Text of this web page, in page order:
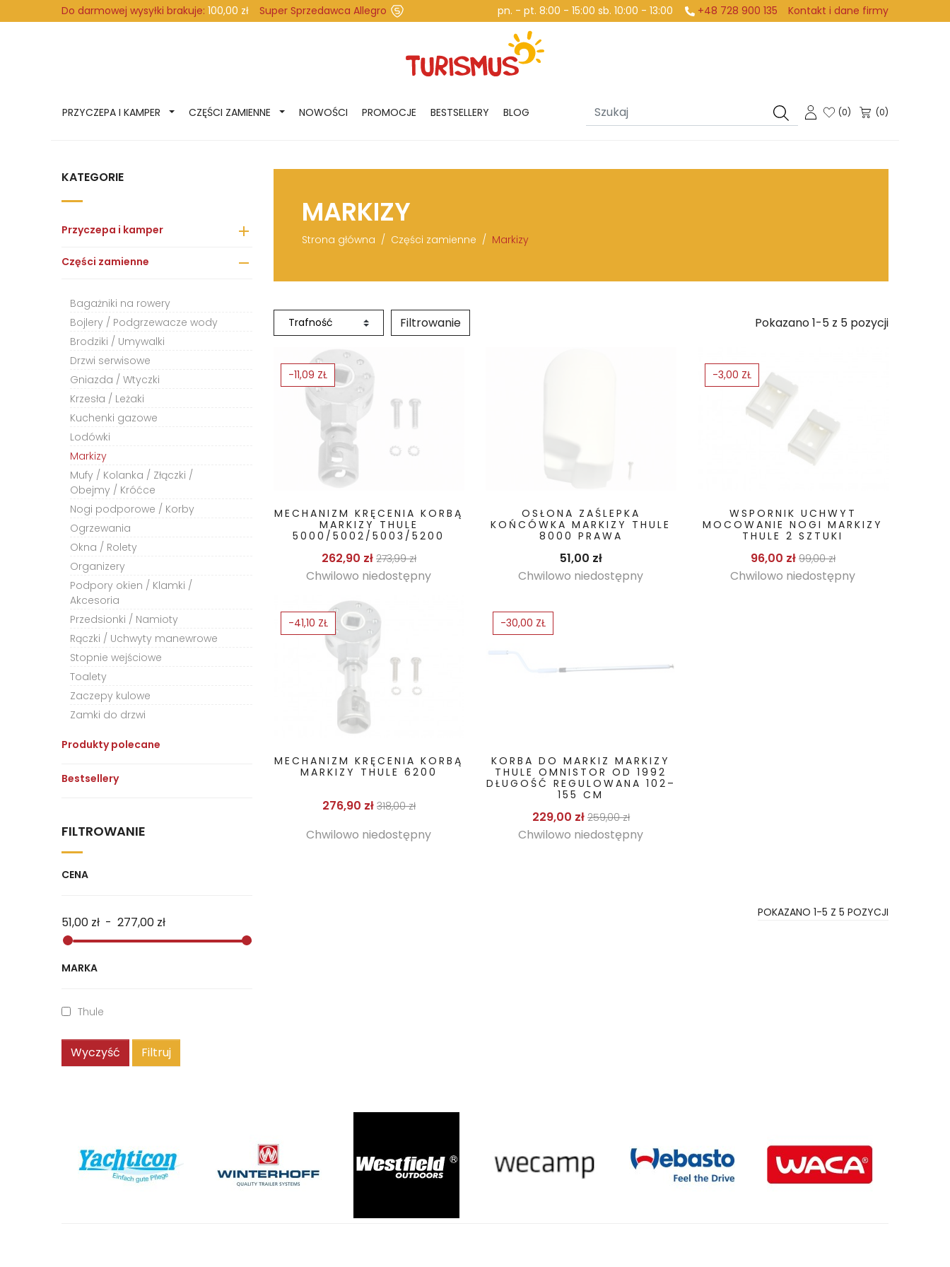
Do darmowej wysyłki brakuje: 100,00 zł Super Sprzedawca Allegro pn. - pt. 8:00 - 15:00 sb. 10:00 - 13:00 +48 728 900 135 Kontakt i dane firmy
PRZYCZEPA I KAMPER CZĘŚCI ZAMIENNE NOWOŚCI PROMOCJE BESTSELLERY BLOG (0) (0)
KATEGORIE
Przyczepa i kamper 
Części zamienne 
Bagażniki na rowery
Bojlery / Podgrzewacze wody
Brodziki / Umywalki
Drzwi serwisowe
Gniazda / Wtyczki
Krzesła / Leżaki
Kuchenki gazowe
Lodówki
Markizy
Mufy / Kolanka / Złączki /
Obejmy / Króćce
Nogi podporowe / Korby
Ogrzewania
Okna / Rolety
Organizery
Podpory okien / Klamki /
Akcesoria
Przedsionki / Namioty
Rączki / Uchwyty manewrowe
Stopnie wejściowe
Toalety
Zaczepy kulowe
Zamki do drzwi
Produkty polecane
Bestsellery
FILTROWANIE
CENA
51,00 zł - 277,00 zł
MARKA
Thule
Wyczyść Filtruj
MARKIZY
Strona główna Części zamienne Markizy
Filtrowanie Pokazano 1-5 z 5 pozycji
MECHANIZM KRĘCENIA KORBĄ
MARKIZY THULE
5000/5002/5003/5200
262,90 złCena podstawowa
273,99 złCena
Chwilowo niedostępny
-11,09 ZŁ
OSŁONA ZAŚLEPKA
KOŃCÓWKA MARKIZY THULE
8000 PRAWA
51,00 złCena
Chwilowo niedostępny
WSPORNIK UCHWYT
MOCOWANIE NOGI MARKIZY
THULE 2 SZTUKI
96,00 złCena podstawowa
99,00 złCena
Chwilowo niedostępny
-3,00 ZŁ
MECHANIZM KRĘCENIA KORBĄ
MARKIZY THULE 6200
276,90 złCena podstawowa
318,00 złCena
Chwilowo niedostępny
-41,10 ZŁ
KORBA DO MARKIZ MARKIZY
THULE OMNISTOR OD 1992
DŁUGOŚĆ REGULOWANA 102–
155 CM
229,00 złCena podstawowa
259,00 złCena
Chwilowo niedostępny
-30,00 ZŁ
POKAZANO 1-5 Z 5 POZYCJI